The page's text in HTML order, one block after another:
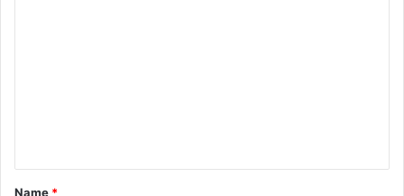
t
Name *